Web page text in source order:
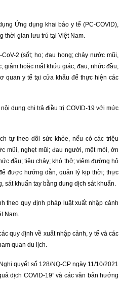
Ứng dụng khai báo y tế (PC-COVID),
thời gian lưu trú tại Việt Nam.
2 (sốt; ho; đau họng; chảy nước mũi,
giảm hoặc mất khứu giác; đau, nhức đầu;
quan y tế tại cửa khẩu để thực hiện các
dung chi trả điều trị COVID-19 với mức
tự theo dõi sức khỏe, nếu có các triệu
mũi, nghẹt mũi; đau người, mệt mỏi, ớn
đầu; tiêu chảy; khó thở; viêm đường hô
được hướng dẫn, quản lý kịp thời; thực
khuẩn tay bằng dung dịch sát khuẩn.
theo quy định pháp luật xuất nhập cảnh
Nam.
quy định về xuất nhập cảnh, y tế và các
quan du lịch.
quyết số 128/NQ-CP ngày 11/10/2021
dịch COVID-19” và các văn bản hướng